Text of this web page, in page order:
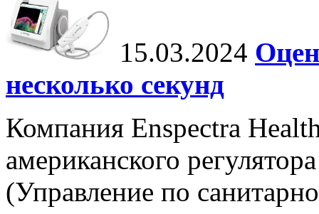
15.03.2024
несколько секунд
Компания Enspectra
американского
(Управление по